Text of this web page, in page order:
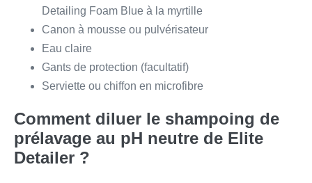
Detailing Foam Blue à la myrtille
Canon à mousse ou pulvérisateur
Eau claire
Gants de protection (facultatif)
Serviette ou chiffon en microfibre
Comment diluer le shampoing de
prélavage au pH neutre de Elite
Detailer ?